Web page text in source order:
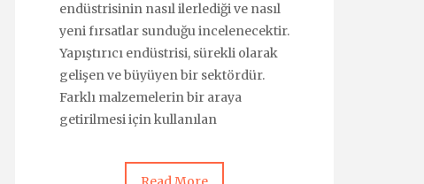
endüstrisinin nasıl ilerlediği ve nasıl
yeni fırsatlar sunduğu incelenecektir.
Yapıştırıcı endüstrisi, sürekli olarak
gelişen ve büyüyen bir sektördür.
Farklı malzemelerin bir araya
getirilmesi için kullanılan